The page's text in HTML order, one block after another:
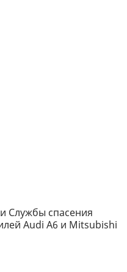
Службы спасения
Audi A6 и Mitsubishi